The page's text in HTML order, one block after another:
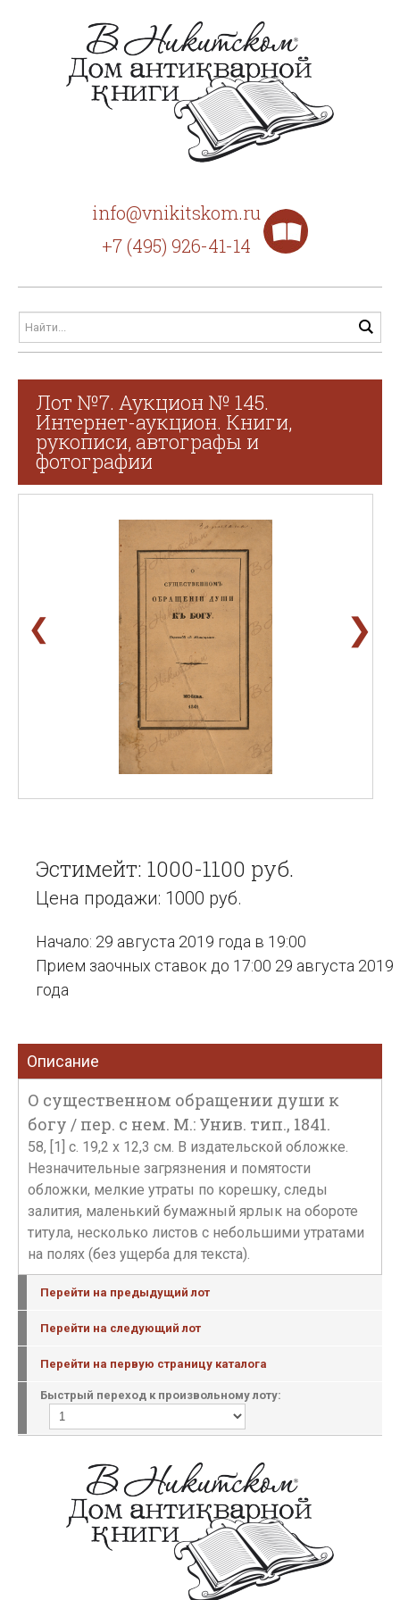
info@vnikitskom.ru
+7 (495) 926-41-14
Лот №7. Аукцион № 145.
Интернет-аукцион. Книги,
рукописи, автографы и
фотографии
❮ ❯
Эстимейт: 1000-1100 руб.
Цена продажи: 1000 руб.
Начало: 29 августа 2019 года в 19:00
Прием заочных ставок до 17:00 29 августа 2019
года
Описание
О существенном обращении души к
богу / пер. с нем. М.: Унив. тип., 1841.
58, [1] с. 19,2 х 12,3 см. В издательской обложке.
Незначительные загрязнения и помятости
обложки, мелкие утраты по корешку, следы
залития, маленький бумажный ярлык на обороте
титула, несколько листов с небольшими утратами
на полях (без ущерба для текста).
Перейти на предыдущий лот
Перейти на следующий лот
Перейти на первую страницу каталога
Быстрый переход к произвольному лоту: